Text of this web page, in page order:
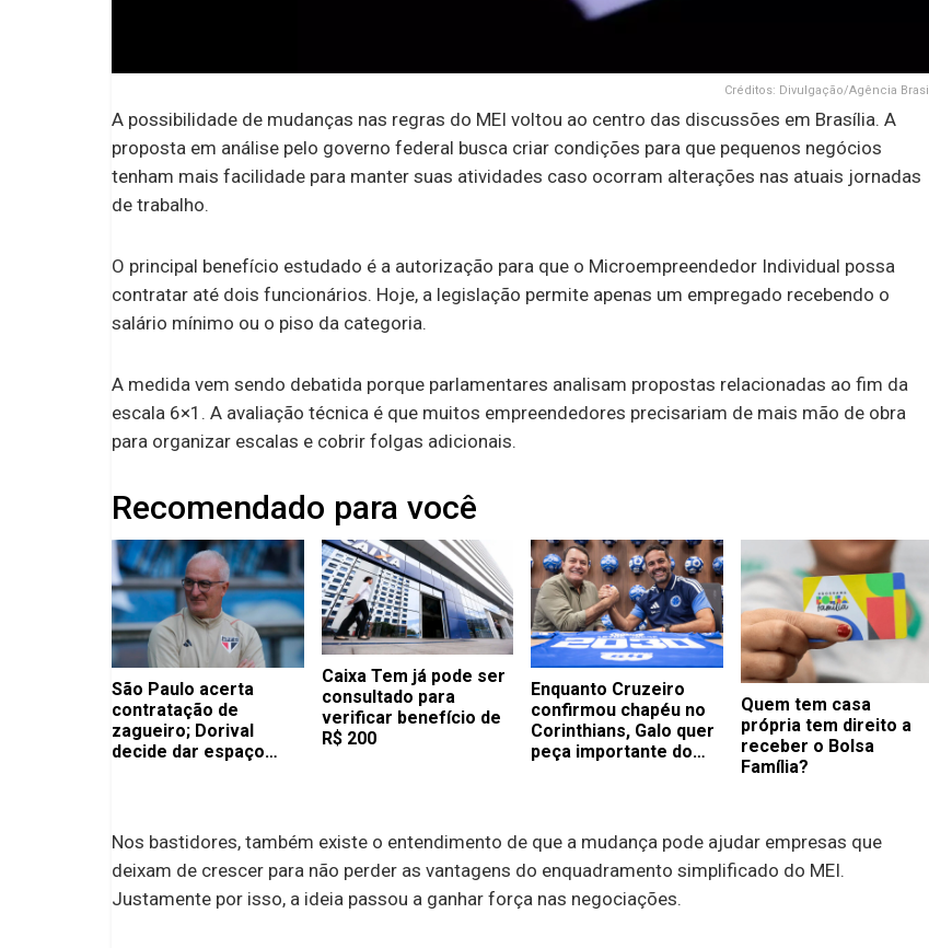
Créditos: Divulgação/Agência Brasil
A possibilidade de mudanças nas regras do MEI voltou ao centro das discussões em Brasília. A
proposta em análise pelo governo federal busca criar condições para que pequenos negócios
tenham mais facilidade para manter suas atividades caso ocorram alterações nas atuais jornadas
de trabalho.
O principal benefício estudado é a autorização para que o Microempreendedor Individual possa
contratar até dois funcionários. Hoje, a legislação permite apenas um empregado recebendo o
salário mínimo ou o piso da categoria.
A medida vem sendo debatida porque parlamentares analisam propostas relacionadas ao fim da
escala 6×1. A avaliação técnica é que muitos empreendedores precisariam de mais mão de obra
para organizar escalas e cobrir folgas adicionais.
Recomendado para você
São Paulo acerta
contratação de
zagueiro; Dorival
decide dar espaço
Caixa Tem já pode ser
consultado para
verificar benefício de
R$ 200
Enquanto Cruzeiro
confirmou chapéu no
Corinthians, Galo quer
peça importante do
Quem tem casa
própria tem direito a
receber o Bolsa
Família?
Nos bastidores, também existe o entendimento de que a mudança pode ajudar empresas que
deixam de crescer para não perder as vantagens do enquadramento simplificado do MEI.
Justamente por isso, a ideia passou a ganhar força nas negociações.